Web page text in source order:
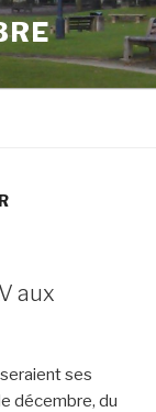
aux
ses
décembre, du